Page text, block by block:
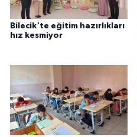
Bilecik'te eğitim hazırlıkları
hız kesmiyor